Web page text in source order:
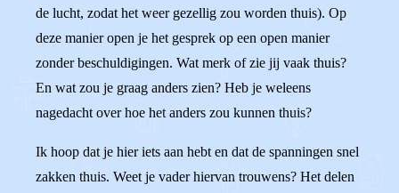
de lucht, zodat het weer gezellig zou worden thuis). Op
deze manier open je het gesprek op een open manier
zonder beschuldigingen. Wat merk of zie jij vaak thuis?
En wat zou je graag anders zien? Heb je weleens
nagedacht over hoe het anders zou kunnen thuis?
Ik hoop dat je hier iets aan hebt en dat de spanningen snel
zakken thuis. Weet je vader hiervan trouwens? Het delen